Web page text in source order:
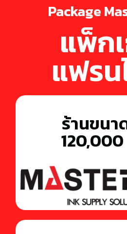
Package
แพ็ก
แฟรน
ร้านขนา